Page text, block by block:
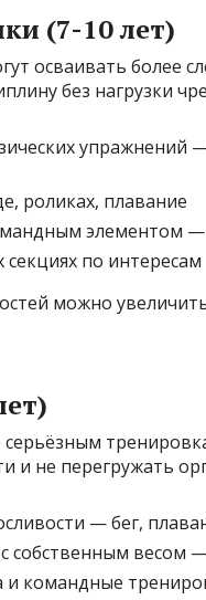
(7-10 лет)
осваивать
без нагрузки
упражнений
роликах, плавание
элементом —
по интересам
можно
серьёзным
и не перегружать
— бег,
собственным весом
командные